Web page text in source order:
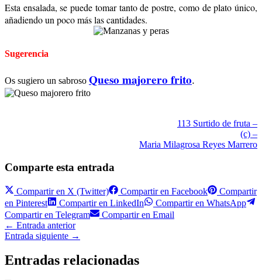
Esta ensalada, se puede tomar tanto de postre, como de plato único,
añadiendo un poco más las cantidades.
Sugerencia
Os sugiero un sabroso Queso majorero frito.
113 Surtido de fruta –
(c) –
Maria Milagrosa Reyes Marrero
Comparte esta entrada
Compartir en X (Twitter) Compartir en Facebook
Compartir
en Pinterest Compartir en LinkedIn Compartir en WhatsApp
Compartir en Telegram Compartir en Email
← Entrada anterior
Entrada siguiente →
Entradas relacionadas